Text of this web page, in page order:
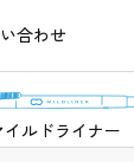
合わせ
イルドライナー